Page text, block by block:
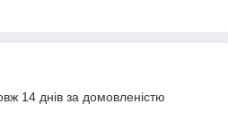
14 днів за домовленістю